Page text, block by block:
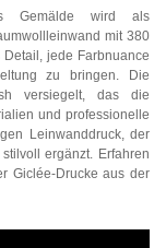
Gemälde wird als
mit 380
jede Farbnuance
zu bringen. Die
versiegelt, das die
und professionelle
Leinwanddruck, der
ergänzt. Erfahren
Giclée-Drucke aus der